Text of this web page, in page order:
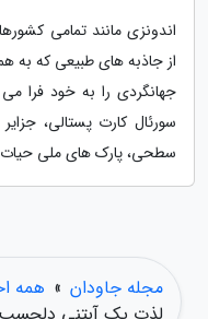
اندونزی مانند تمامی
از جاذبه های طبیعی که به
جهانگردی را به خود فرا
سورئال کارت پستالی،
سطحی، پارک های ملی
مجله جاودان » همه